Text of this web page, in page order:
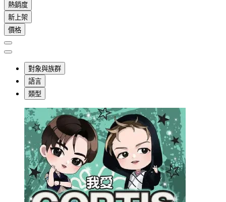
熱銷度
新上架
價格
對象與族群
語言
類型